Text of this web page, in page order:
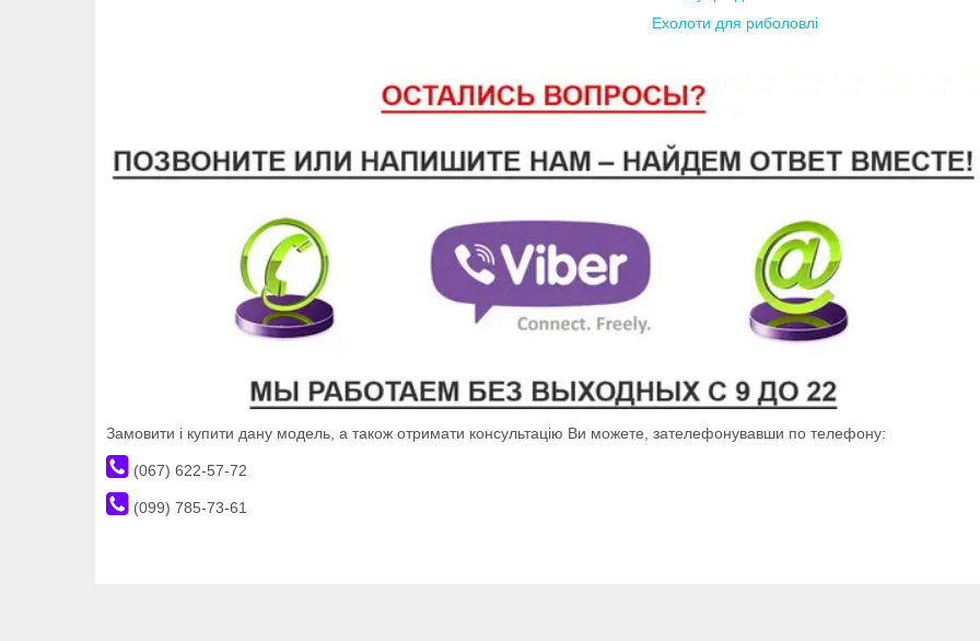
Ехолоти для риболовлі
Замовити і купити дану модель, а також отримати консультацію Ви можете, зателефонувавши по телефону:
(067) 622-57-72
(099) 785-73-61